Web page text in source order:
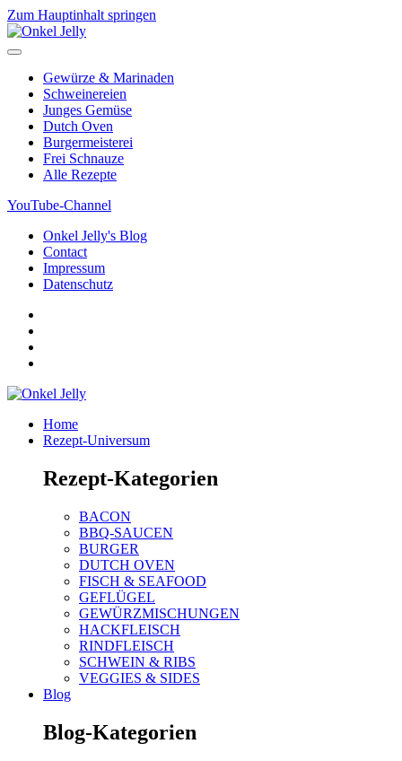
Zum Hauptinhalt springen
Gewürze & Marinaden
Schweinereien
Junges Gemüse
Dutch Oven
Burgermeisterei
Frei Schnauze
Alle Rezepte
YouTube-Channel
Onkel Jelly's Blog
Contact
Impressum
Datenschutz
Home
Rezept-Universum
Rezept-Kategorien
BACON
BBQ-SAUCEN
BURGER
DUTCH OVEN
FISCH & SEAFOOD
GEFLÜGEL
GEWÜRZMISCHUNGEN
HACKFLEISCH
RINDFLEISCH
SCHWEIN & RIBS
VEGGIES & SIDES
Blog
Blog-Kategorien